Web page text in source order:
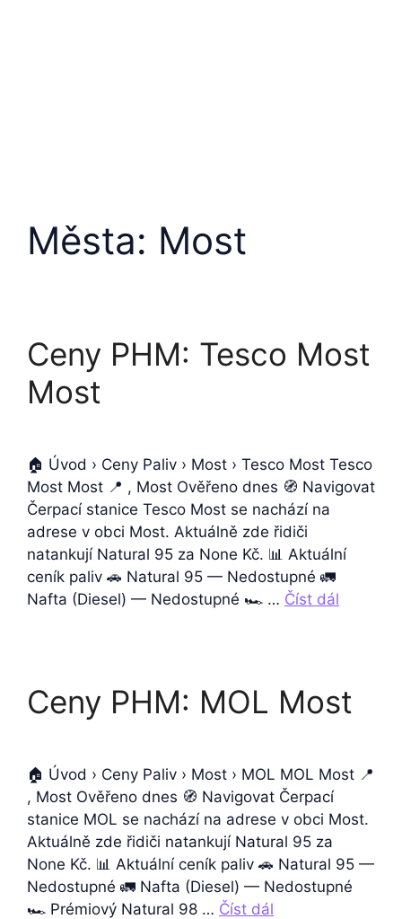
Města: Most
Ceny PHM: Tesco Most
Most
🏠 Úvod › Ceny Paliv › Most › Tesco Most Tesco
Most Most 📍 , Most Ověřeno dnes 🧭 Navigovat
Čerpací stanice Tesco Most se nachází na
adrese v obci Most. Aktuálně zde řidiči
natankují Natural 95 za None Kč. 📊 Aktuální
ceník paliv 🚗 Natural 95 — Nedostupné 🚛
Nafta (Diesel) — Nedostupné 🏎️ … Číst dál
Ceny PHM: MOL Most
🏠 Úvod › Ceny Paliv › Most › MOL MOL Most 📍
, Most Ověřeno dnes 🧭 Navigovat Čerpací
stanice MOL se nachází na adrese v obci Most.
Aktuálně zde řidiči natankují Natural 95 za
None Kč. 📊 Aktuální ceník paliv 🚗 Natural 95 —
Nedostupné 🚛 Nafta (Diesel) — Nedostupné
🏎️ Prémiový Natural 98 … Číst dál